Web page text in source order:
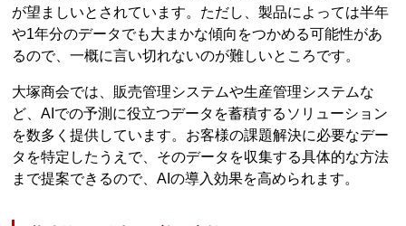
が望ましいとされています。ただし、製品によっては半年
や1年分のデータでも大まかな傾向をつかめる可能性があ
るので、一概に言い切れないのが難しいところです。
大塚商会では、販売管理システムや生産管理システムな
ど、AIでの予測に役立つデータを蓄積するソリューション
を数多く提供しています。お客様の課題解決に必要なデー
タを特定したうえで、そのデータを収集する具体的な方法
まで提案できるので、AIの導入効果を高められます。